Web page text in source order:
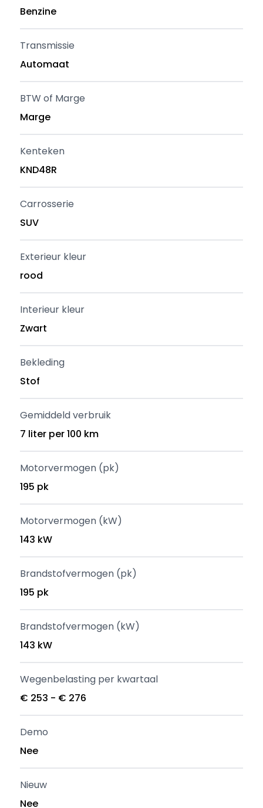
Benzine
Transmissie
Automaat
BTW of Marge
Marge
Kenteken
KND48R
Carrosserie
SUV
Exterieur kleur
rood
Interieur kleur
Zwart
Bekleding
Stof
Gemiddeld verbruik
7 liter per 100 km
Motorvermogen (pk)
195 pk
Motorvermogen (kW)
143 kW
Brandstofvermogen (pk)
195 pk
Brandstofvermogen (kW)
143 kW
Wegenbelasting per kwartaal
€ 253 - € 276
Demo
Nee
Nieuw
Nee